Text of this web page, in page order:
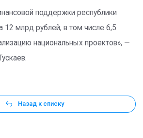
поддержки республики
12 млрд рублей, в том числе 6,5
национальных проектов», —
Назад к списку